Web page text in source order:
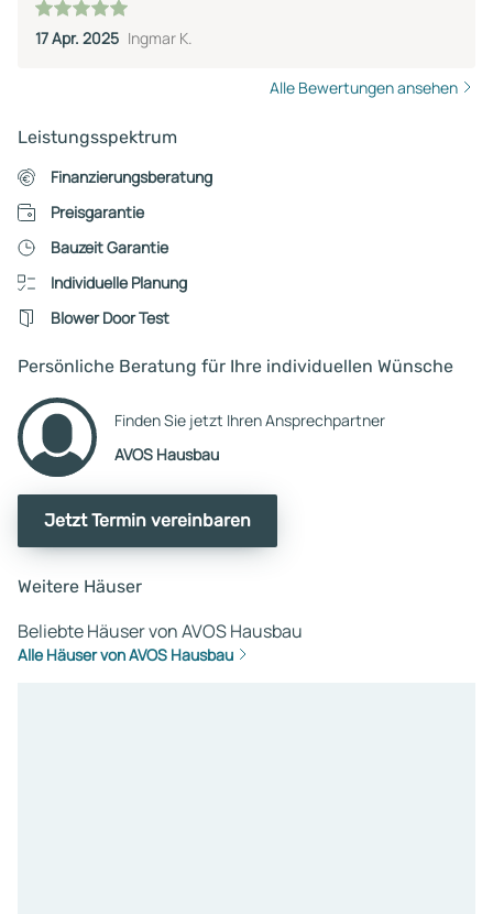
17 Apr. 2025 Ingmar K.
Alle Bewertungen ansehen
Leistungsspektrum
Finanzierungsberatung
Preisgarantie
Bauzeit Garantie
Individuelle Planung
Blower Door Test
Persönliche Beratung für Ihre individuellen Wünsche
Finden Sie jetzt Ihren Ansprechpartner
AVOS Hausbau
Jetzt Termin vereinbaren
Weitere Häuser
Beliebte Häuser von AVOS Hausbau
Alle Häuser von AVOS Hausbau